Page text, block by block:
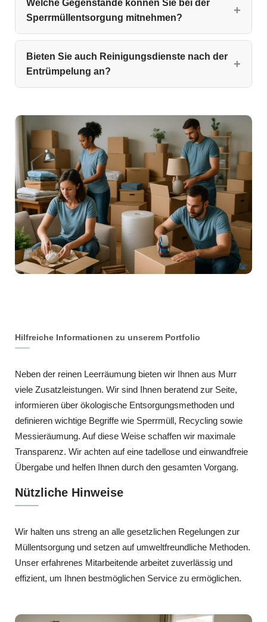
Welche Gegenstände können Sie bei der
Sperrmüllentsorgung mitnehmen?
Bieten Sie auch Reinigungsdienste nach der
Entrümpelung an?
Hilfreiche Informationen zu unserem Portfolio
Neben der reinen Leerräumung bieten wir Ihnen aus Murr
viele Zusatzleistungen. Wir sind Ihnen beratend zur Seite,
informieren über ökologische Entsorgungsmethoden und
definieren wichtige Begriffe wie Sperrmüll, Recycling sowie
Messieräumung. Auf diese Weise schaffen wir maximale
Transparenz. Wir achten auf eine tadellose und einwandfreie
Übergabe und helfen Ihnen durch den gesamten Vorgang.
Nützliche Hinweise
Wir halten uns streng an alle gesetzlichen Regelungen zur
Müllentsorgung und setzen auf umweltfreundliche Methoden.
Unser erfahrenes Mitarbeitende arbeitet zuverlässig und
effizient, um Ihnen bestmöglichen Service zu ermöglichen.